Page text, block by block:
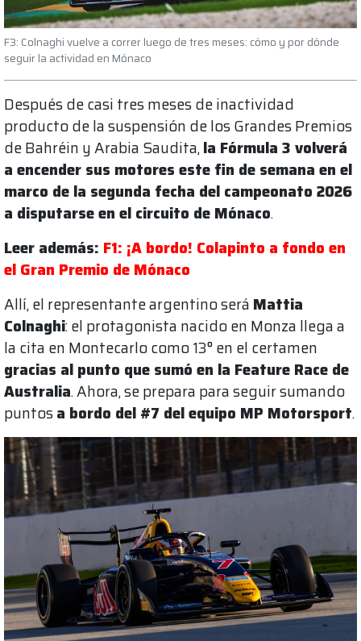
F3: Colnaghi vuelve a correr luego de tres meses: cómo y por dónde
seguir la actividad en Mónaco
Después de casi tres meses de inactividad
producto de la suspensión de los Grandes Premios
de Bahréin y Arabia Saudita,la Fórmula 3 volverá
a encender sus motores este fin de semana en el
marco de la segunda fecha del campeonato 2026
a disputarse en el circuito de Mónaco.
Leer además: F1: ¡A bordo! Colapinto a fondo en
el Gran Premio de Mónaco
Allí, el representante argentino será Mattia
Colnaghi: el protagonista nacido en Monza llega a
la cita en Montecarlo como 13° en el certamen
gracias al punto que sumó en la Feature Race de
Australia. Ahora, se prepara para seguir sumando
puntosa bordo del #7 del equipo MP Motorsport.